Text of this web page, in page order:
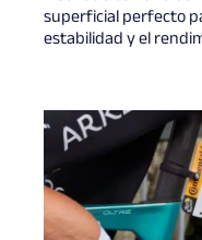
superficial perfecto
estabilidad y el